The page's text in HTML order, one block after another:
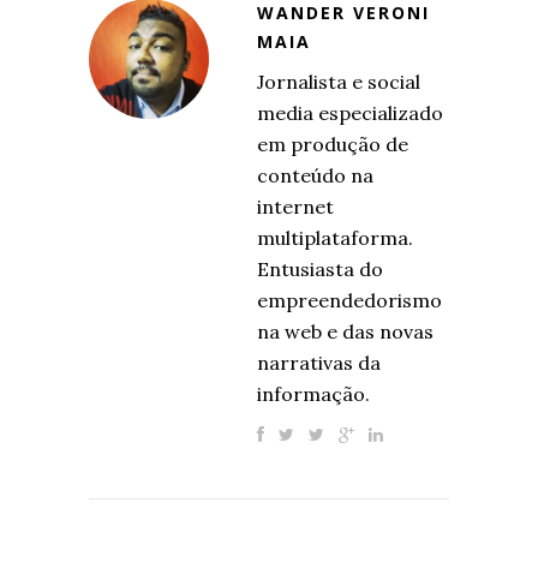
WANDER VERONI
MAIA
Jornalista e social
media especializado
em produção de
conteúdo na
internet
multiplataforma.
Entusiasta do
empreendedorismo
na web e das novas
narrativas da
informação.